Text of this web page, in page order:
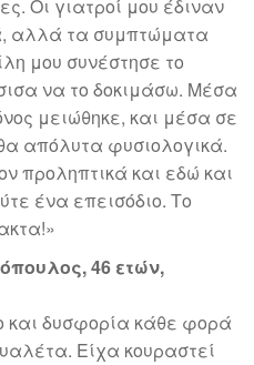
Οι γιατροί μου έδιναν
αλλά τα συμπτώματα
μου συνέστησε το
να το δοκιμάσω. Μέσα
μειώθηκε, και μέσα σε
απόλυτα φυσιολογικά.
προληπτικά και εδώ και
ένα επεισόδιο. Το
46 ετών,
και δυσφορία κάθε φορά
Είχα κουραστεί